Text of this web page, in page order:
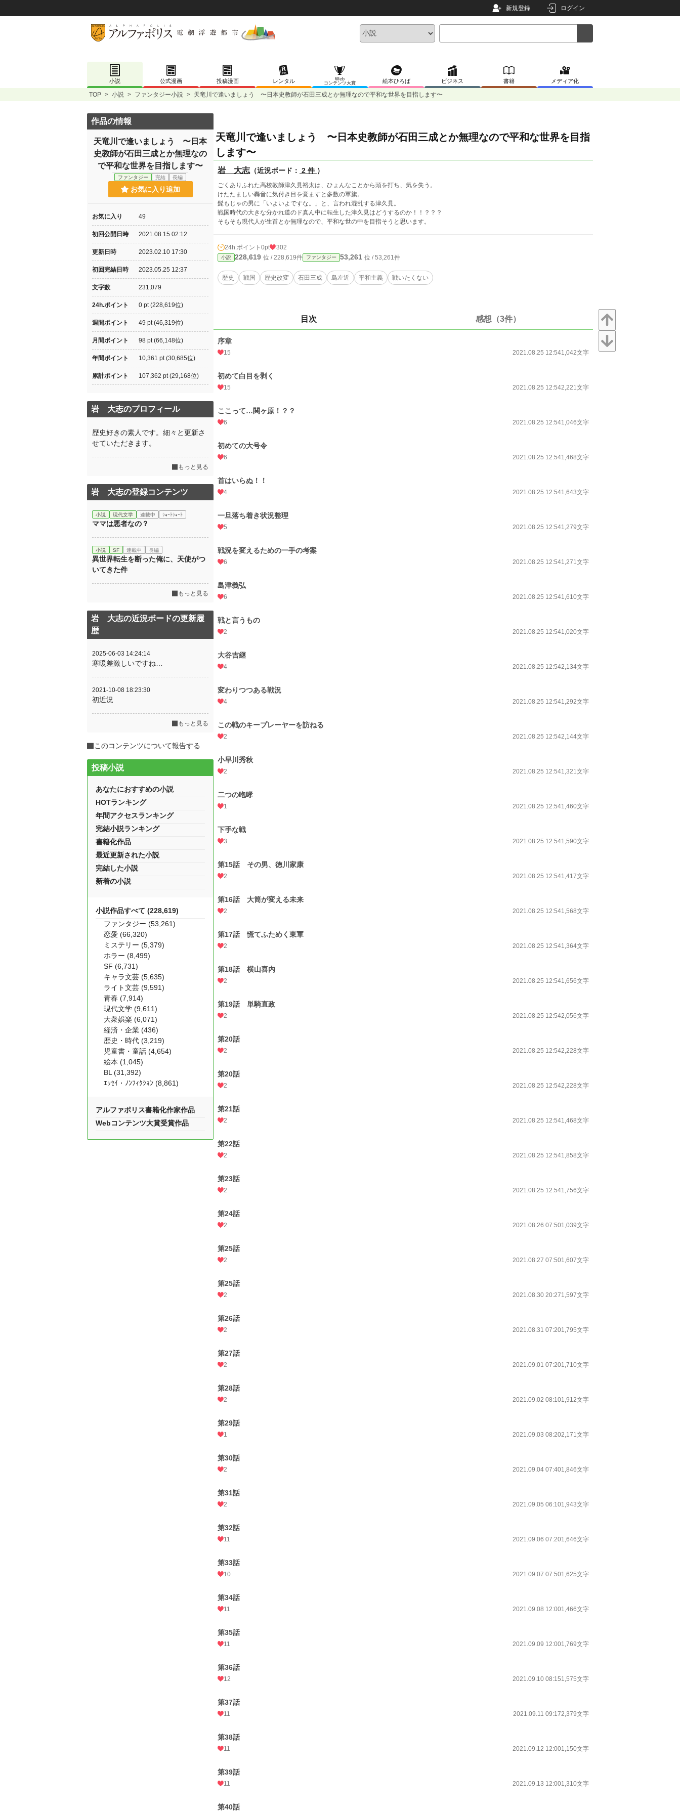
新規登録 ログイン
小説 公式漫画 投稿漫画 レンタル
Web
コンテンツ大賞
絵本ひろば ビジネス 書籍 メディア化
TOP > 小説 > ファンタジー小説 > 天竜川で逢いましょう 〜日本史教師が石田三成とか無理なので平和な世界を目指します〜
天竜川で逢いましょう 〜日本史教師が石田三成とか無理なので平和な世界を目指
します〜
岩 大志 （近況ボード： 2 件 ）
ごくありふれた高校教師津久見裕太は、ひょんなことから頭を打ち、気を失う。
けたたましい轟音に気付き目を覚ますと多数の軍旗。
髭もじゃの男に「いよいよですな。」と、言われ混乱する津久見。
戦国時代の大きな分かれ道のド真ん中に転生した津久見はどうするのか！！？？？
そもそも現代人が生首とか無理なので、平和な世の中を目指そうと思います。
24h.ポイント 0pt 302
小説 228,619 位 / 228,619件 ファンタジー 53,261 位 / 53,261件
歴史 戦国 歴史改変 石田三成 島左近 平和主義 戦いたくない
目次 感想（3件）
序章
15 2021.08.25 12:541,042文字
初めて白目を剥く
15 2021.08.25 12:542,221文字
ここって…関ヶ原！？？
6 2021.08.25 12:541,046文字
初めての大号令
6 2021.08.25 12:541,468文字
首はいらぬ！！
4 2021.08.25 12:541,643文字
一旦落ち着き状況整理
5 2021.08.25 12:541,279文字
戦況を変えるための一手の考案
6 2021.08.25 12:541,271文字
島津義弘
6 2021.08.25 12:541,610文字
戦と言うもの
2 2021.08.25 12:541,020文字
大谷吉継
4 2021.08.25 12:542,134文字
変わりつつある戦況
4 2021.08.25 12:541,292文字
この戦のキープレーヤーを訪ねる
2 2021.08.25 12:542,144文字
小早川秀秋
2 2021.08.25 12:541,321文字
二つの咆哮
1 2021.08.25 12:541,460文字
下手な戦
3 2021.08.25 12:541,590文字
第15話 その男、徳川家康
2 2021.08.25 12:541,417文字
第16話 大筒が変える未来
2 2021.08.25 12:541,568文字
第17話 慌てふためく東軍
2 2021.08.25 12:541,364文字
第18話 横山喜内
2 2021.08.25 12:541,656文字
第19話 単騎直政
2 2021.08.25 12:542,056文字
第20話
2 2021.08.25 12:542,228文字
第20話
2 2021.08.25 12:542,228文字
第21話
2 2021.08.25 12:541,468文字
第22話
2 2021.08.25 12:541,858文字
第23話
2 2021.08.25 12:541,756文字
第24話
2 2021.08.26 07:501,039文字
第25話
2 2021.08.27 07:501,607文字
第25話
2 2021.08.30 20:271,597文字
第26話
2 2021.08.31 07:201,795文字
第27話
2 2021.09.01 07:201,710文字
第28話
2 2021.09.02 08:101,912文字
第29話
1 2021.09.03 08:202,171文字
第30話
2 2021.09.04 07:401,846文字
第31話
2 2021.09.05 06:101,943文字
第32話
11 2021.09.06 07:201,646文字
第33話
10 2021.09.07 07:501,625文字
第34話
11 2021.09.08 12:001,466文字
第35話
11 2021.09.09 12:001,769文字
第36話
12 2021.09.10 08:151,575文字
第37話
11 2021.09.11 09:172,379文字
第38話
11 2021.09.12 12:001,150文字
第39話
11 2021.09.13 12:001,310文字
第40話
作品の情報
天竜川で逢いましょう 〜日本
史教師が石田三成とか無理なの
で平和な世界を目指します〜
ファンタジー 完結 長編
お気に入り追加
お気に入り 49
初回公開日時 2021.08.15 02:12
更新日時 2023.02.10 17:30
初回完結日時 2023.05.25 12:37
文字数 231,079
24h.ポイント 0 pt (228,619位)
週間ポイント 49 pt (46,319位)
月間ポイント 98 pt (66,148位)
年間ポイント 10,361 pt (30,685位)
累計ポイント 107,362 pt (29,168位)
岩 大志のプロフィール
歴史好きの素人です。細々と更新さ
せていただきます。
もっと見る
岩 大志の登録コンテンツ
小説 現代文学 連載中 ｼｮｰﾄｼｮｰﾄ
ママは悪者なの？
小説 SF 連載中 長編
異世界転生を断った俺に、天使がつ
いてきた件
もっと見る
岩 大志の近況ボードの更新履
歴
2025-06-03 14:24:14
寒暖差激しいですね…
2021-10-08 18:23:30
初近況
もっと見る
このコンテンツについて報告する
投稿小説
あなたにおすすめの小説
HOTランキング
年間アクセスランキング
完結小説ランキング
書籍化作品
最近更新された小説
完結した小説
新着の小説
小説作品すべて (228,619)
ファンタジー (53,261)
恋愛 (66,320)
ミステリー (5,379)
ホラー (8,499)
SF (6,731)
キャラ文芸 (5,635)
ライト文芸 (9,591)
青春 (7,914)
現代文学 (9,611)
大衆娯楽 (6,071)
経済・企業 (436)
歴史・時代 (3,219)
児童書・童話 (4,654)
絵本 (1,045)
BL (31,392)
ｴｯｾｲ・ﾉﾝﾌｨｸｼｮﾝ (8,861)
アルファポリス書籍化作家作品
Webコンテンツ大賞受賞作品